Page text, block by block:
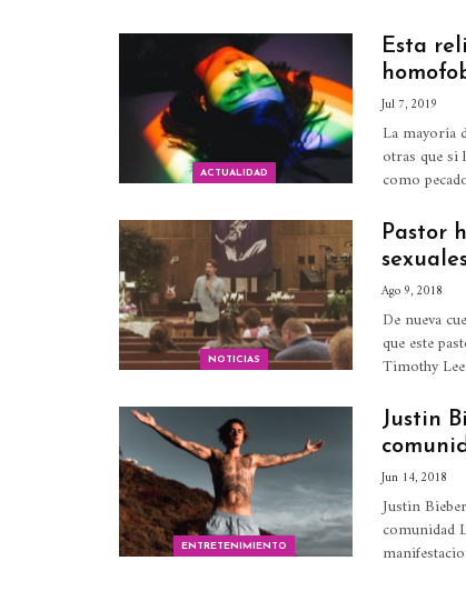
ACTUALIDAD
Esta
Jul 7, 2019
La mayoría
otras que si
como
NOTICIAS
Pastor
Ago 9, 2018
De nueva
que este
Timothy
ENTRETENIMIENTO
Justin
Jun 14, 2018
Justin
comunidad